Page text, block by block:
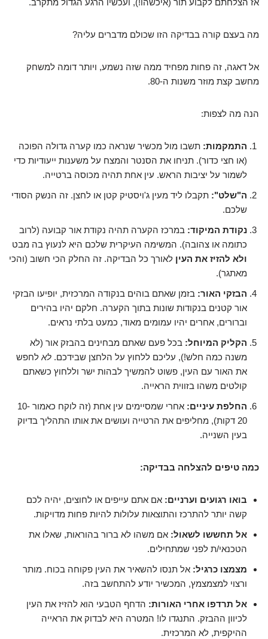
אז הצלחתם לקבוע תור (איכשהו!), ועכשיו הרגע הגדול מתקרב.
מה בעצם קורה בבדיקה הזו שכולם מדברים עליה?
אל דאגה, זה פחות מפחיד ממה שזה נשמע, ויותר דומה למשחק
מחשב קצת מוזר משנות ה-80.
הנה מה לצפות:
התמקמות: תשבו מול מכשיר שנראה כמו קערה גדולה הפוכה
(או חצי כדור). תניחו את הסנטר והמצח על משענות ייעודיות כדי
לשמור על יציבות הראש. עין אחת תהיה מכוסה ברטייה.
ה"שלט": תקבלו ליד מעין ג'ויסטיק קטן או לחצן. זה הנשק הסודי
שלכם.
נקודת המיקוד: במרכז הקערה תהיה נקודת אור קבועה (לרוב
כתומה או צהובה). המשימה העיקרית שלכם היא לנעוץ בה מבט
ולא להזיז את העין לאורך כל הבדיקה. זה החלק הכי חשוב (והכי
מאתגר).
הבזקי האור: בזמן שאתם בוהים בנקודה המרכזית, יופיעו הבזקי
אור קטנים בנקודות שונות בתוך הקערה. חלקם יהיו בהירים
וברורים, אחרים יהיו עמומים מאוד, כמעט בלתי נראים.
הקליק המיוחל: בכל פעם שאתם מבחינים בהבזק אור (לא
משנה כמה חלש!), עליכם ללחוץ על הלחצן שבידכם. לא לחפש
את האור עם העין, פשוט להמשיך לבהות ישר וללחוץ כשאתם
קולטים משהו בזווית הראייה.
החלפת עיניים:
אחרי שמסיימים עין אחת (זה לוקח כאמור 10-
20 דקות), מחליפים את הרטייה ועושים את אותו התהליך בדיוק
בעין השנייה.
כמה טיפים להצלחה בבדיקה:
בואו רגועים וערניים: אם אתם עייפים או לחוצים, יהיה לכם
קשה יותר להתרכז והתוצאות עלולות להיות פחות מדויקות.
אל תחששו לשאול: אם משהו לא ברור בהוראות, שאלו את
הטכנאי/ת לפני שמתחילים.
מצמצו כרגיל: אל תנסו להשאיר את העין פקוחה בכוח. מותר
ורצוי למצמצמץ, המכשיר יודע להתחשב בזה.
אל תרדפו אחרי האורות: הדחף הטבעי הוא להזיז את העין
לכיוון ההבזק. התנגדו לו! המטרה היא לבדוק את הראייה
ההיקפית, לא המרכזית.